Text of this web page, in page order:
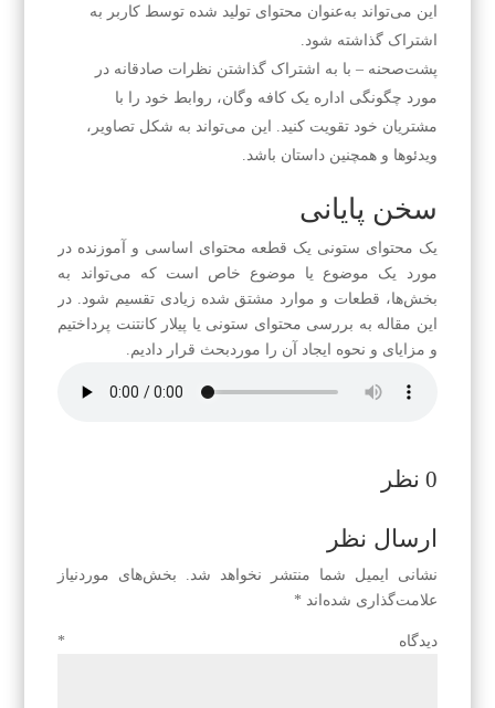
این می‌تواند به‌عنوان محتوای تولید شده توسط کاربر به
اشتراک گذاشته شود.
پشت‌صحنه – با به اشتراک گذاشتن نظرات صادقانه در
مورد چگونگی اداره یک کافه وگان، روابط خود را با
مشتریان خود تقویت کنید. این می‌تواند به شکل تصاویر،
ویدئوها و همچنین داستان باشد.
سخن پایانی
یک محتوای ستونی یک قطعه محتوای اساسی و آموزنده در
مورد یک موضوع یا موضوع خاص است که می‌تواند به
بخش‌ها، قطعات و موارد مشتق شده زیادی تقسیم شود. در
این مقاله به بررسی محتوای ستونی یا پیلار کانتنت پرداختیم
و مزایای و نحوه ایجاد آن را موردبحث قرار دادیم.
0 نظر
ارسال نظر
نشانی ایمیل شما منتشر نخواهد شد.
بخش‌های موردنیاز
علامت‌گذاری شده‌اند *
دیدگاه *